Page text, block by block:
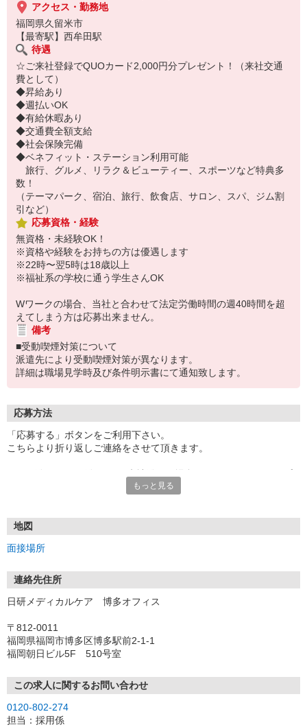
アクセス・勤務地
福岡県久留米市
【最寄駅】西牟田駅
待遇
☆ご来社登録でQUOカード2,000円分プレゼント！（来社交通
費として）
◆昇給あり
◆週払いOK
◆有給休暇あり
◆交通費全額支給
◆社会保険完備
◆ベネフィット・ステーション利用可能
旅行、グルメ、リラク＆ビューティー、スポーツなど特典多
数！
（テーマパーク、宿泊、旅行、飲食店、サロン、スパ、ジム割
引など）
応募資格・経験
無資格・未経験OK！
※資格や経験をお持ちの方は優遇します
※22時〜翌5時は18歳以上
※福祉系の学校に通う学生さんOK
Wワークの場合、当社と合わせて法定労働時間の週40時間を超
えてしまう方は応募出来ません。
備考
■受動喫煙対策について
派遣先により受動喫煙対策が異なります。
詳細は職場見学時及び条件明示書にて通知致します。
応募方法
「応募する」ボタンをご利用下さい。
こちらより折り返しご連絡をさせて頂きます。
もっと見る
地図
面接場所
連絡先住所
日研メディカルケア 博多オフィス
〒812-0011
福岡県福岡市博多区博多駅前2-1-1
福岡朝日ビル5F 510号室
この求人に関するお問い合わせ
0120-802-274
担当：採用係